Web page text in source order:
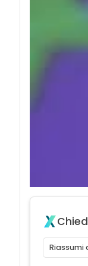
Riassumi